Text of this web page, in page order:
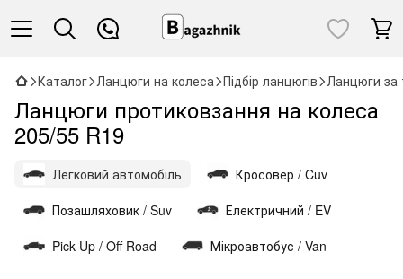
Каталог Ланцюги на колеса Підбір ланцюгів Ланцюги за
Ланцюги протиковзання на колеса
205/55 R19
Легковий автомобіль
Кросовер / Cuv
Позашляховик / Suv
Електричний / EV
Pick-Up / Off Road
Мікроавтобус / Van